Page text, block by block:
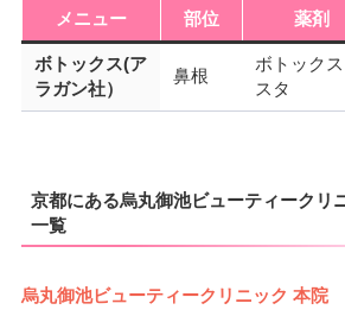
メニュー 部位 薬剤
ボトックス(ア
ラガン社）
鼻根
ボトック
スタ
京都にある烏丸御池ビューティークリ
一覧
烏丸御池ビューティークリニック 本院